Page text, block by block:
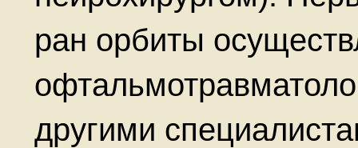
ран орбиты
другими